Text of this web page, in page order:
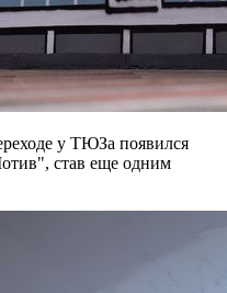
у ТЮЗа появился
став еще одним